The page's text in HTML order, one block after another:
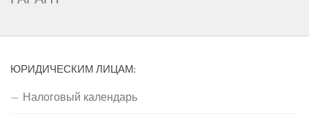
ЮРИДИЧЕСКИМ ЛИЦАМ:
Налоговый календарь